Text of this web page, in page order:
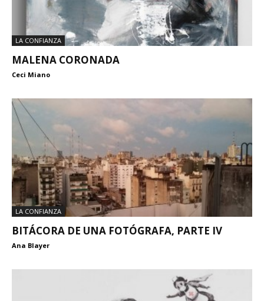
LA CONFIANZA
MALENA CORONADA
Ceci Miano
LA CONFIANZA
BITÁCORA DE UNA FOTÓGRAFA, PARTE IV
Ana Blayer